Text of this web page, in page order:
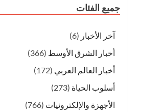
جميع الفئات
آخر الأخبار (6)
أخبار الشرق الأوسط (366)
أخبار العالم العربي (172)
أسلوب الحياة (273)
الأجهزة والإلكترونيات (766)